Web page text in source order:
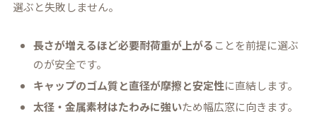
選ぶと失敗しません。
長さが増えるほど必要耐荷重が上がる ことを前提に選ぶ
のが安全です。
キャップのゴム質と直径が摩擦と安定性に直結します。
太径・金属素材はたわみに強いため幅広窓に向きます。